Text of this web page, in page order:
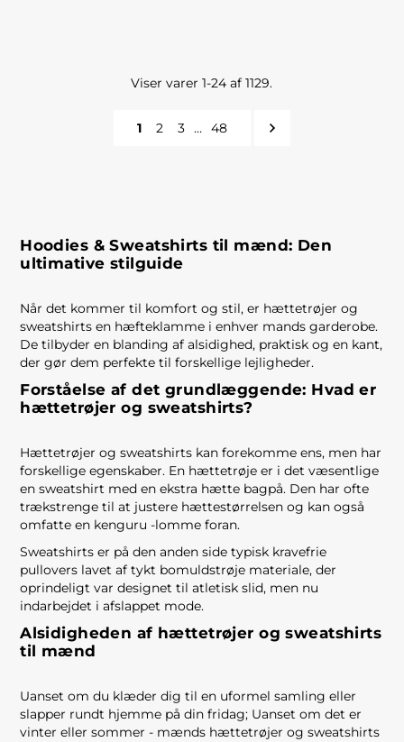
Viser varer 1-24 af 1129.
1 2 3 … 48
Hoodies & Sweatshirts til mænd: Den
ultimative stilguide
Når det kommer til komfort og stil, er hættetrøjer og
sweatshirts en hæfteklamme i enhver mands garderobe.
De tilbyder en blanding af alsidighed, praktisk og en kant,
der gør dem perfekte til forskellige lejligheder.
Forståelse af det grundlæggende: Hvad er
hættetrøjer og sweatshirts?
Hættetrøjer og sweatshirts kan forekomme ens, men har
forskellige egenskaber. En hættetrøje er i det væsentlige
en sweatshirt med en ekstra hætte bagpå. Den har ofte
trækstrenge til at justere hættestørrelsen og kan også
omfatte en kenguru -lomme foran.
Sweatshirts er på den anden side typisk kravefrie
pullovers lavet af tykt bomuldstrøje materiale, der
oprindeligt var designet til atletisk slid, men nu
indarbejdet i afslappet mode.
Alsidigheden af ​​hættetrøjer og sweatshirts
til mænd
Uanset om du klæder dig til en uformel samling eller
slapper rundt hjemme på din fridag; Uanset om det er
vinter eller sommer - mænds hættetrøjer og sweatshirts